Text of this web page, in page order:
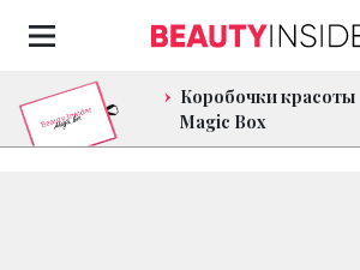
Коробочки красоты
Magic Box